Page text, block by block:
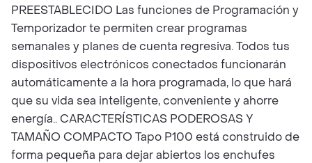
PREESTABLECIDO Las funciones de Programación y
Temporizador te permiten crear programas
semanales y planes de cuenta regresiva. Todos tus
dispositivos electrónicos conectados funcionarán
automáticamente a la hora programada, lo que hará
que su vida sea inteligente, conveniente y ahorre
energía.. CARACTERÍSTICAS PODEROSAS Y
TAMAÑO COMPACTO Tapo P100 está construido de
forma pequeña para dejar abiertos los enchufes